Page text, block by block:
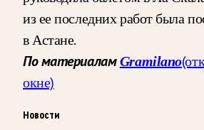
из ее последних работ была
в Астане.
По материаламGramilano
окне)
Новости